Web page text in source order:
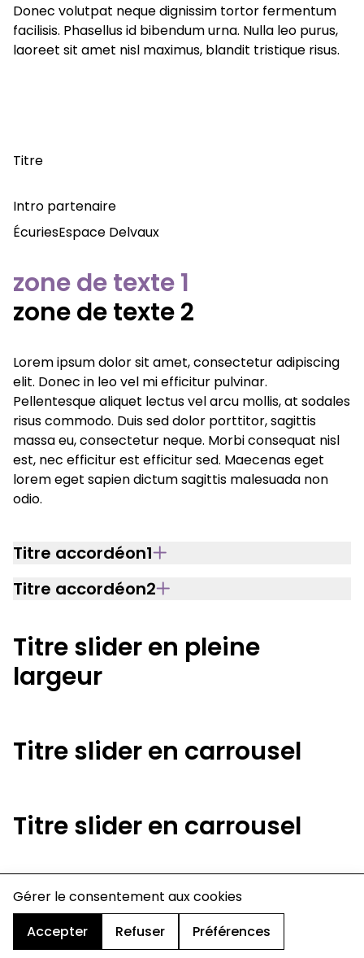
Gérer le consentement aux cookies
Accepter
Refuser Préférences
Donec volutpat neque dignissim tortor fermentum
facilisis. Phasellus id bibendum urna. Nulla leo purus,
laoreet sit amet nisl maximus, blandit tristique risus.
Titre
Intro partenaire
ÉcuriesEspace Delvaux
zone de texte 1
zone de texte 2
Lorem ipsum dolor sit amet, consectetur adipiscing
elit. Donec in leo vel mi efficitur pulvinar.
Pellentesque aliquet lectus vel arcu mollis, at sodales
risus commodo. Duis sed dolor porttitor, sagittis
massa eu, consectetur neque. Morbi consequat nisl
est, nec efficitur est efficitur sed. Maecenas eget
lorem eget sapien dictum sagittis malesuada non
odio.
Titre accordéon1
Titre accordéon2
Titre slider en pleine
largeur
Titre slider en carrousel
Titre slider en carrousel
charte de confidentialité
mentions légales
cookies
design & développement :